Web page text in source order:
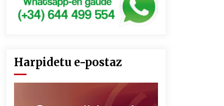
Harpidetu e-postaz